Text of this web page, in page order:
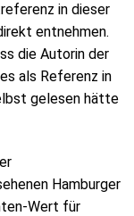
in dieser
entnehmen.
die Autorin der
als Referenz in
gelesen hätte
Hamburger
Wert für